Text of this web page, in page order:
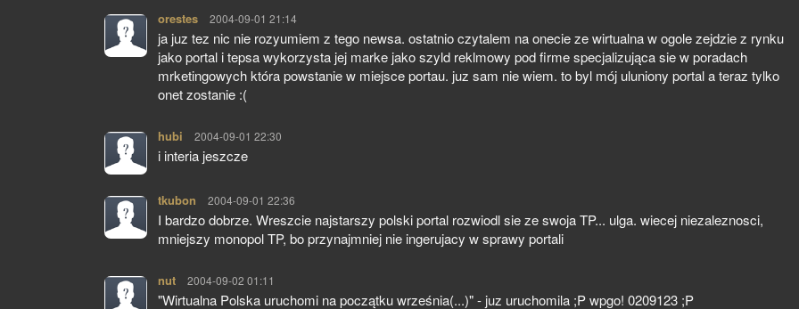
orestes pisze:
2004-09-01 21:14
ja juz tez nic nie rozyumiem z tego newsa. ostatnio czytalem na onecie ze wirtualna w ogole zejdzie z rynku
jako portal i tepsa wykorzysta jej marke jako szyld reklmowy pod firme specjalizująca sie w poradach
mrketingowych która powstanie w miejsce portau. juz sam nie wiem. to byl mój uluniony portal a teraz tylko
onet zostanie :(
hubi pisze:
2004-09-01 22:30
i interia jeszcze
tkubon pisze:
2004-09-01 22:36
I bardzo dobrze. Wreszcie najstarszy polski portal rozwiodl sie ze swoja TP... ulga. wiecej niezaleznosci,
mniejszy monopol TP, bo przynajmniej nie ingerujacy w sprawy portali
nut pisze:
2004-09-02 01:11
"Wirtualna Polska uruchomi na początku września(...)" - juz uruchomila ;P wpgo! 0209123 ;P